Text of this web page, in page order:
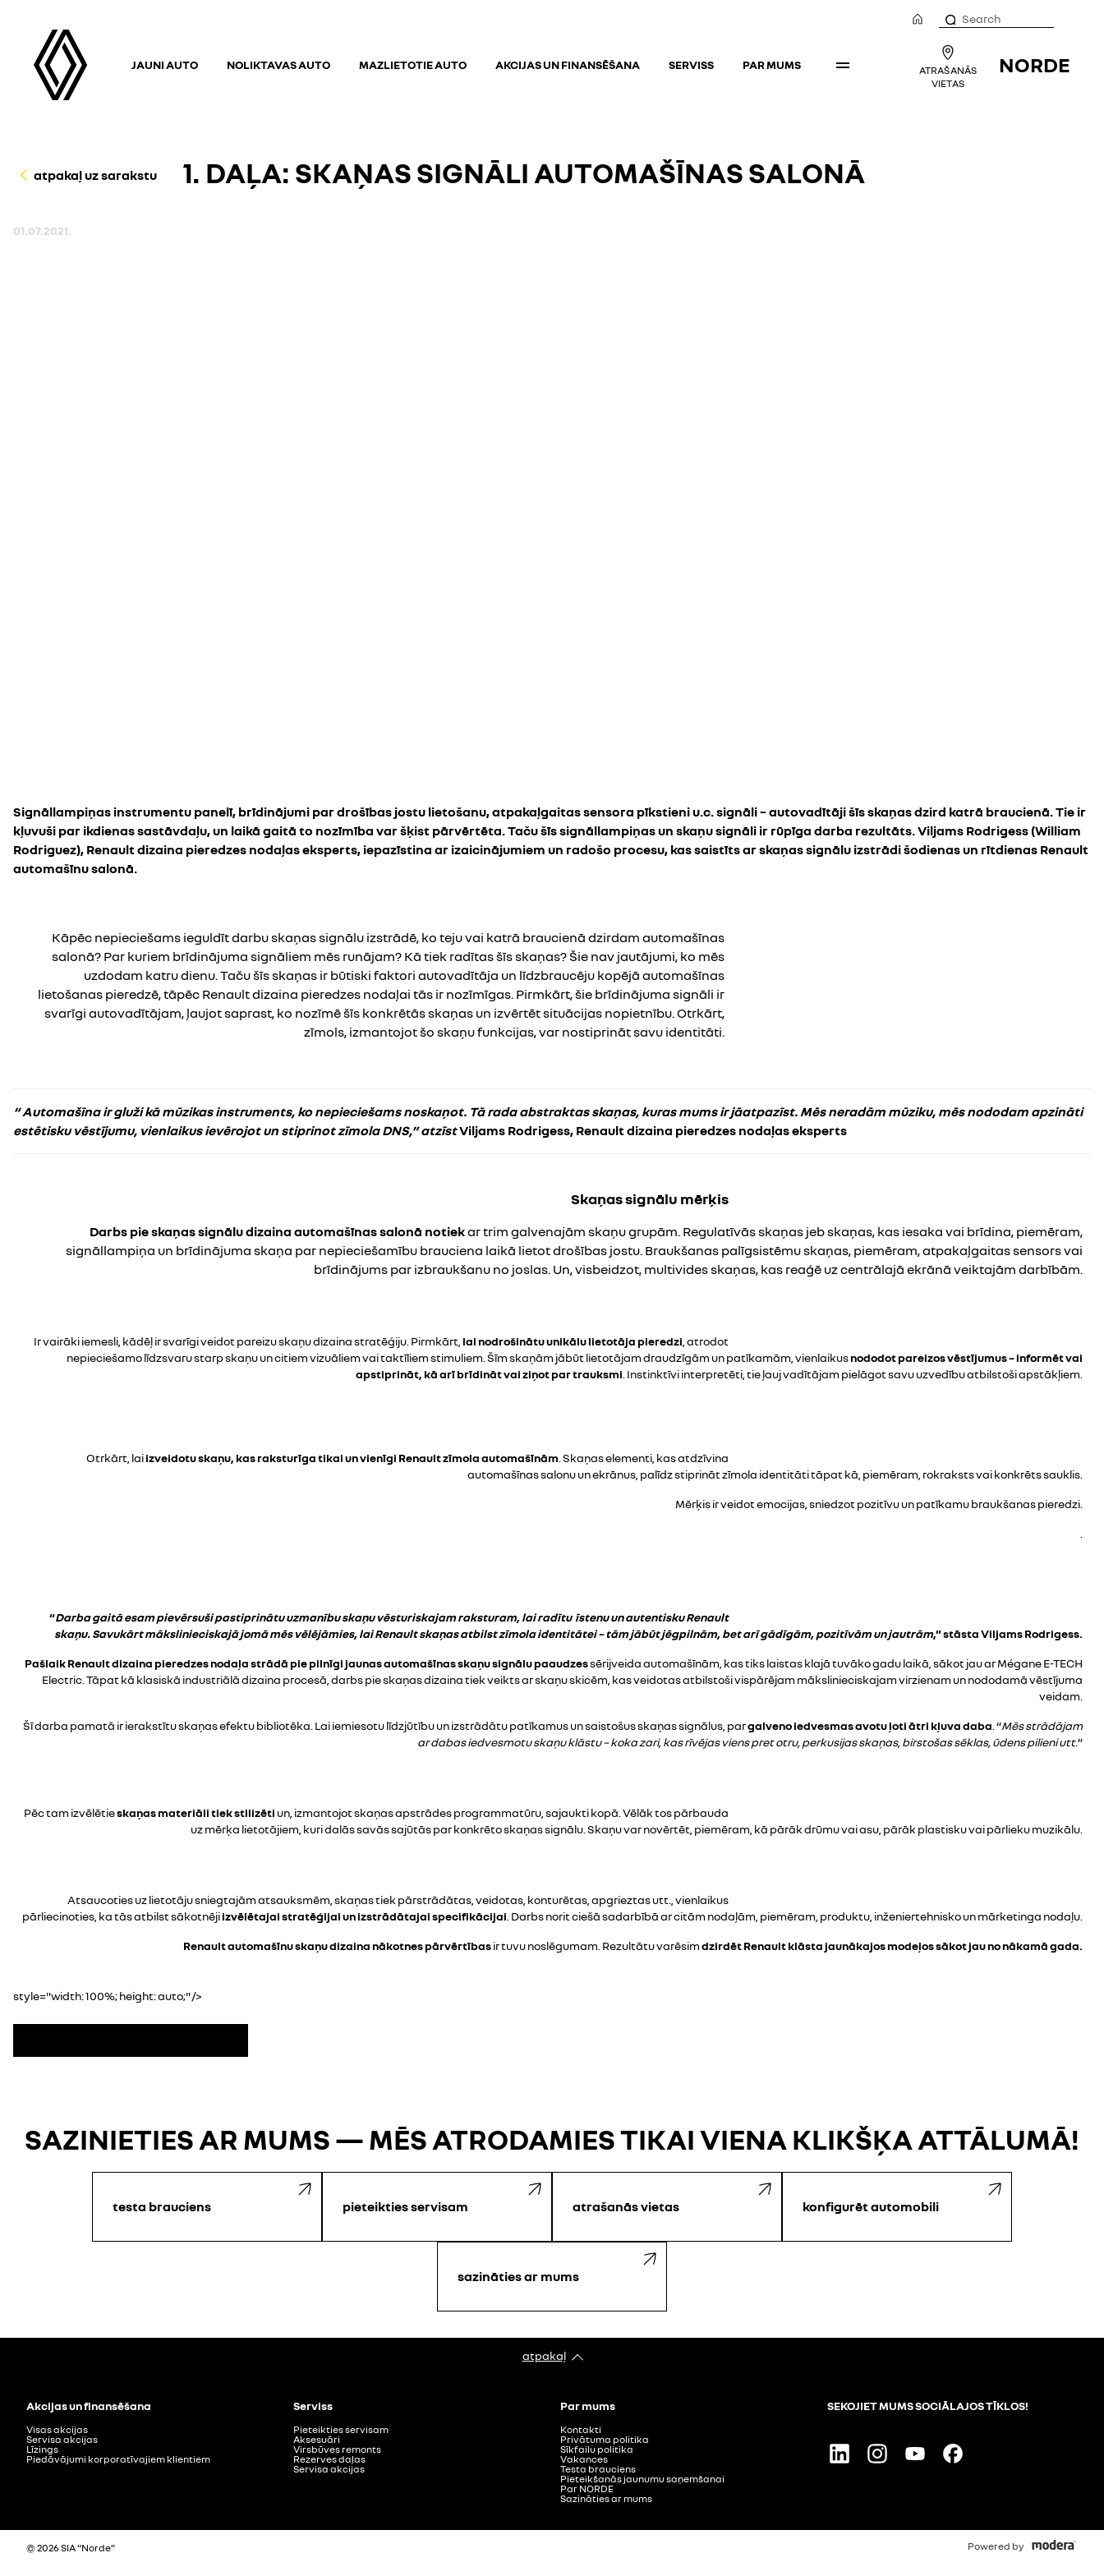
ATRAŠANĀS
VIETAS
NORDE
JAUNI AUTO NOLIKTAVAS AUTO MAZLIETOTIE AUTO AKCIJAS UN FINANSĒŠANA SERVISS PAR MUMS
atpakaļ uz sarakstu 1. DAĻA: SKAŅAS SIGNĀLI AUTOMAŠĪNAS SALONĀ
01.07.2021.
Signāllampiņas instrumentu panelī, brīdinājumi par drošības jostu lietošanu, atpakaļgaitas sensora pīkstieni u.c. signāli – autovadītāji šīs skaņas dzird katrā braucienā. Tie ir
kļuvuši par ikdienas sastāvdaļu, un laikā gaitā to nozīmība var šķist pārvērtēta. Taču šīs signāllampiņas un skaņu signāli ir rūpīga darba rezultāts. Viljams Rodrigess (William
Rodriguez), Renault dizaina pieredzes nodaļas eksperts, iepazīstina ar izaicinājumiem un radošo procesu, kas saistīts ar skaņas signālu izstrādi šodienas un rītdienas Renault
automašīnu salonā.
Kāpēc nepieciešams ieguldīt darbu skaņas signālu izstrādē, ko teju vai katrā braucienā dzirdam automašīnas
salonā? Par kuriem brīdinājuma signāliem mēs runājam? Kā tiek radītas šīs skaņas? Šie nav jautājumi, ko mēs
uzdodam katru dienu. Taču šīs skaņas ir būtiski faktori autovadītāja un līdzbraucēju kopējā automašīnas
lietošanas pieredzē, tāpēc Renault dizaina pieredzes nodaļai tās ir nozīmīgas. Pirmkārt, šie brīdinājuma signāli ir
svarīgi autovadītājam, ļaujot saprast, ko nozīmē šīs konkrētās skaņas un izvērtēt situācijas nopietnību. Otrkārt,
zīmols, izmantojot šo skaņu funkcijas, var nostiprināt savu identitāti.
“ Automašīna ir gluži kā mūzikas instruments, ko nepieciešams noskaņot. Tā rada abstraktas skaņas, kuras mums ir jāatpazīst. Mēs neradām mūziku, mēs nododam apzināti
estētisku vēstījumu, vienlaikus ievērojot un stiprinot zīmola DNS,” atzīstViljams Rodrigess, Renault dizaina pieredzes nodaļas eksperts
Skaņas signālu mērķis
Darbs pie skaņas signālu dizaina automašīnas salonā notiekar trim galvenajām skaņu grupām. Regulatīvās skaņas jeb skaņas, kas iesaka vai brīdina, piemēram,
signāllampiņa un brīdinājuma skaņa par nepieciešamību brauciena laikā lietot drošības jostu. Braukšanas palīgsistēmu skaņas, piemēram, atpakaļgaitas sensors vai
brīdinājums par izbraukšanu no joslas. Un, visbeidzot, multivides skaņas, kas reaģē uz centrālajā ekrānā veiktajām darbībām.
Ir vairāki iemesli, kādēļ ir svarīgi veidot pareizu skaņu dizaina stratēģiju. Pirmkārt, lai nodrošinātu unikālu lietotāja pieredzi , atrodot
nepieciešamo līdzsvaru starp skaņu un citiem vizuāliem vai taktīliem stimuliem. Šīm skaņām jābūt lietotājam draudzīgām un patīkamām, vienlaikusnododot pareizos vēstījumus – informēt vai
apstiprināt, kā arī brīdināt vai ziņot par trauksmi . Instinktīvi interpretēti, tie ļauj vadītājam pielāgot savu uzvedību atbilstoši apstākļiem.
Otrkārt, laiizveidotu skaņu, kas raksturīga tikai un vienīgi Renault zīmola automašīnām . Skaņas elementi, kas atdzīvina
automašīnas salonu un ekrānus, palīdz stiprināt zīmola identitāti tāpat kā, piemēram, rokraksts vai konkrēts sauklis.
Mērķis ir veidot emocijas, sniedzot pozitīvu un patīkamu braukšanas pieredzi.
“Darba gaitā esam pievērsuši pastiprinātu uzmanību skaņu vēsturiskajam raksturam, lai radītu īstenu un autentisku Renault
skaņu. Savukārt mākslinieciskajā jomā mēs vēlējāmies, lai Renault skaņas atbilst zīmola identitātei – tām jābūt jēgpilnām, bet arī gādīgām, pozitīvām un jautrām,” stāsta Viljams Rodrigess.
Pašlaik Renault dizaina pieredzes nodaļa strādā pie pilnīgi jaunas automašīnas skaņu signālu paaudzessērijveida automašīnām, kas tiks laistas klajā tuvāko gadu laikā, sākot jau ar Mégane E-TECH
Electric. Tāpat kā klasiskā industriālā dizaina procesā, darbs pie skaņas dizaina tiek veikts ar skaņu skicēm, kas veidotas atbilstoši vispārējam mākslinieciskajam virzienam un nododamā vēstījuma
veidam.
Šī darba pamatā ir ierakstītu skaņas efektu bibliotēka. Lai iemiesotu līdzjūtību un izstrādātu patīkamus un saistošus skaņas signālus, pargalveno iedvesmas avotu ļoti ātri kļuva daba . “Mēs strādājam
ar dabas iedvesmotu skaņu klāstu – koka zari, kas rīvējas viens pret otru, perkusijas skaņas, birstošas sēklas, ūdens pilieni utt.”
Pēc tam izvēlētieskaņas materiāli tiek stilizēti un, izmantojot skaņas apstrādes programmatūru, sajaukti kopā. Vēlāk tos pārbauda
uz mērķa lietotājiem, kuri dalās savās sajūtās par konkrēto skaņas signālu. Skaņu var novērtēt, piemēram, kā pārāk drūmu vai asu, pārāk plastisku vai pārlieku muzikālu.
Atsaucoties uz lietotāju sniegtajām atsauksmēm, skaņas tiek pārstrādātas, veidotas, konturētas, apgrieztas utt., vienlaikus
pārliecinoties, ka tās atbilst sākotnējiizvēlētajai stratēģijai un izstrādātajai specifikācijai . Darbs norit ciešā sadarbībā ar citām nodaļām, piemēram, produktu, inženiertehnisko un mārketinga nodaļu.
Renault automašīnu skaņu dizaina nākotnes pārvērtībasir tuvu noslēgumam. Rezultātu varēsimdzirdēt Renault klāsta jaunākajos modeļos sākot jau no nākamā gada.
style="width: 100%; height: auto;" />
SAZINIETIES AR MUMS — MĒS ATRODAMIES TIKAI VIENA KLIKŠĶA ATTĀLUMĀ!
testa brauciens pieteikties servisam atrašanās vietas konfigurēt automobili
sazināties ar mums
atpakaļ
Akcijas un finansēšana
Visas akcijas
Servisa akcijas
Līzings
Piedāvājumi korporatīvajiem klientiem
Serviss
Pieteikties servisam
Aksesuāri
Virsbūves remonts
Rezerves daļas
Servisa akcijas
Par mums
Kontakti
Privātuma politika
Sīkfailu politika
Vakances
Testa brauciens
Pieteikšanās jaunumu saņemšanai
Par NORDE
Sazināties ar mums
SEKOJIET MUMS SOCIĀLAJOS TĪKLOS!
Linkedin
Instagram
Youtube
© 2026 SIA “Norde” Powered by